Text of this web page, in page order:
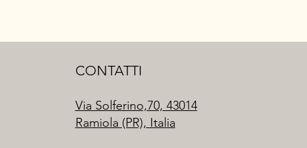
CONTATTI
Via Solferino,70, 43014
Ramiola (PR), Italia